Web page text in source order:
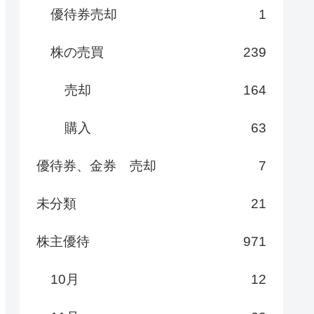
優待券売却 1
株の売買 239
売却 164
購入 63
優待券、金券 売却 7
未分類 21
株主優待 971
10月 12